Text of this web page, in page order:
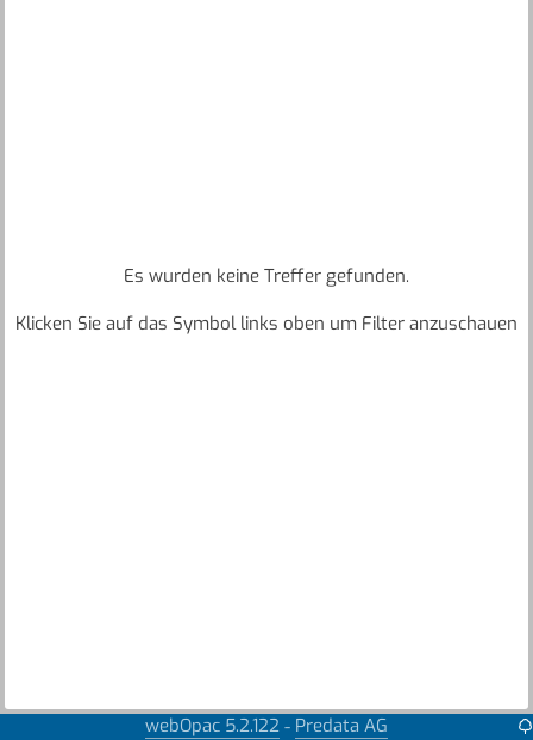
Es wurden keine Treffer gefunden.
Klicken Sie auf das Symbol links oben um Filter anzuschauen
webOpac 5.2.122 - Predata AG